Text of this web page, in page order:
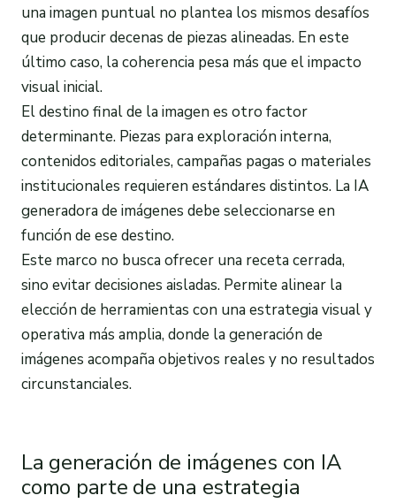
una imagen puntual no plantea los mismos desafíos
que producir decenas de piezas alineadas. En este
último caso, la coherencia pesa más que el impacto
visual inicial.
El destino final de la imagen es otro factor
determinante. Piezas para exploración interna,
contenidos editoriales, campañas pagas o materiales
institucionales requieren estándares distintos. La IA
generadora de imágenes debe seleccionarse en
función de ese destino.
Este marco no busca ofrecer una receta cerrada,
sino evitar decisiones aisladas. Permite alinear la
elección de herramientas con una estrategia visual y
operativa más amplia, donde la generación de
imágenes acompaña objetivos reales y no resultados
circunstanciales.
La generación de imágenes con IA
como parte de una estrategia